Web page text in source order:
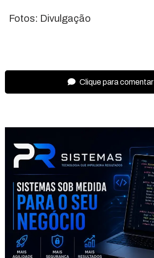
Fotos: Divulgação
Clique para comentar